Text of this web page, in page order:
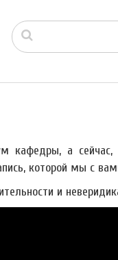
кафедры, а
которой мы с
и